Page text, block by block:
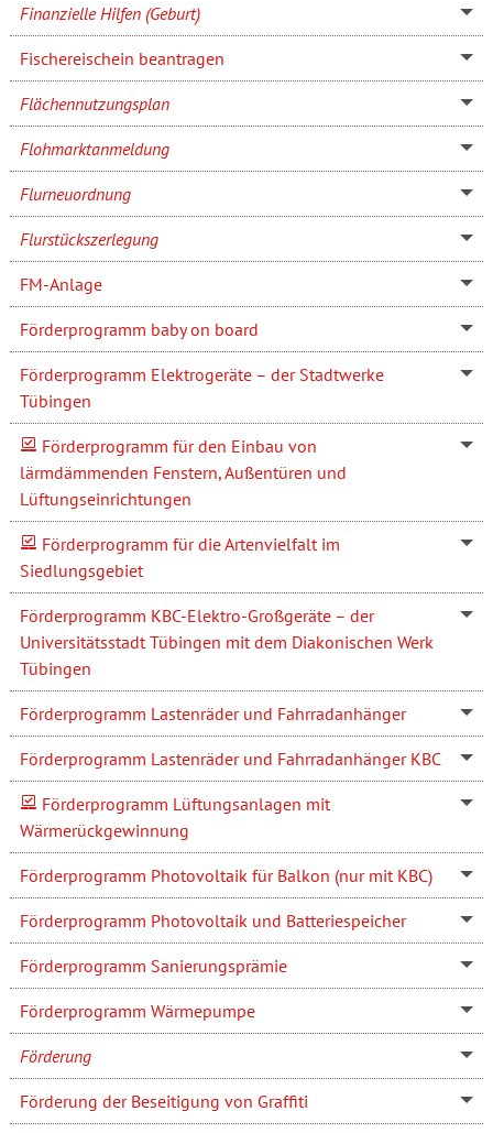
Finanzielle Hilfen (Geburt)
Fischereischein beantragen
Flächennutzungsplan
Flohmarktanmeldung
Flurneuordnung
Flurstückszerlegung
FM-Anlage
Förderprogramm baby on board
Förderprogramm Elektrogeräte – der Stadtwerke
Tübingen
Förderprogramm für den Einbau von
lärmdämmenden Fenstern, Außentüren und
Lüftungseinrichtungen
Förderprogramm für die Artenvielfalt im
Siedlungsgebiet
Förderprogramm KBC-Elektro-Großgeräte – der
Universitätsstadt Tübingen mit dem Diakonischen Werk
Tübingen
Förderprogramm Lastenräder und Fahrradanhänger
Förderprogramm Lastenräder und Fahrradanhänger KBC
Förderprogramm Lüftungsanlagen mit
Wärmerückgewinnung
Förderprogramm Photovoltaik für Balkon (nur mit KBC)
Förderprogramm Photovoltaik und Batteriespeicher
Förderprogramm Sanierungsprämie
Förderprogramm Wärmepumpe
Förderung
Förderung der Beseitigung von Graffiti